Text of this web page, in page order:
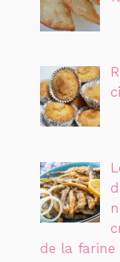
de la farine